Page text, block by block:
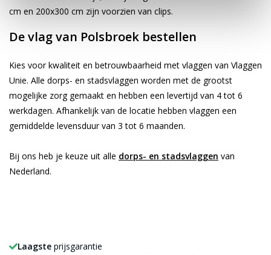
cm en 200x300 cm zijn voorzien van clips.
De vlag van Polsbroek bestellen
Kies voor kwaliteit en betrouwbaarheid met vlaggen van Vlaggen
Unie. Alle dorps- en stadsvlaggen worden met de grootst
mogelijke zorg gemaakt en hebben een levertijd van 4 tot 6
werkdagen. Afhankelijk van de locatie hebben vlaggen een
gemiddelde levensduur van 3 tot 6 maanden.
Bij ons heb je keuze uit alle dorps- en stadsvlaggen van
Nederland.
Laagste prijsgarantie